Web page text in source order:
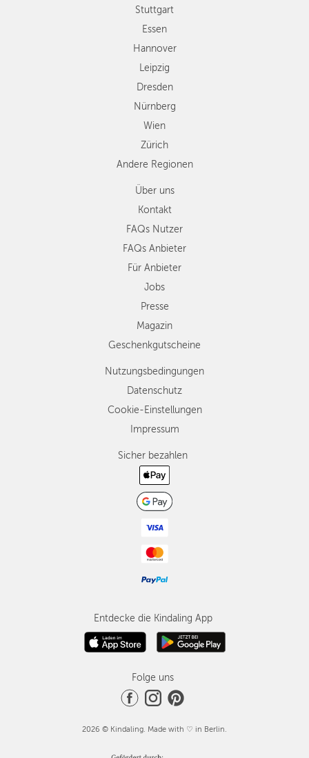
Regionen
Stuttgart
Essen
Hannover
Leipzig
Dresden
Nürnberg
Wien
Zürich
Andere Regionen
Über uns
Kontakt
FAQs Nutzer
FAQs Anbieter
Für Anbieter
Jobs
Presse
Magazin
Geschenkgutscheine
Nutzungsbedingungen
Datenschutz
Cookie-Einstellungen
Impressum
Sicher bezahlen
Entdecke die Kindaling App
Folge uns
2026 © Kindaling. Made with ♡ in Berlin.